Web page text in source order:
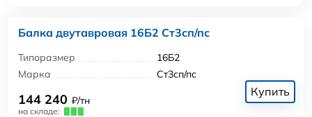
Балка двутавровая 16Б2 Ст3сп/пс
Типоразмер
16Б2
Марка
Ст3сп/пс
144 240 ₽/тн
на складе:
Купить